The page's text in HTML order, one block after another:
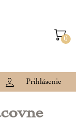
0
Prihlásenie